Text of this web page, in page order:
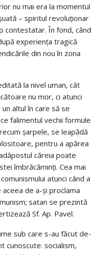
nu mai era la momentul
– spiritul revoluționar
contestatar. În fond, când
experiența tragică
din nou în zona
la nivel uman, cât
nu mor, ci atunci
altul în care să se
falimentul vechii formule
șarpele, se leapădă
pentru a apărea
căreia poate
îmbrăcăminți. Cea mai
atunci când a
de a-și proclama
satan se prezintă
Sf. Ap. Pavel.
sub care s-au făcut de-
cunoscute: socialism,